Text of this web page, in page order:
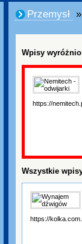
Przemysł
Wpisy
https://
Wszystkie
https://